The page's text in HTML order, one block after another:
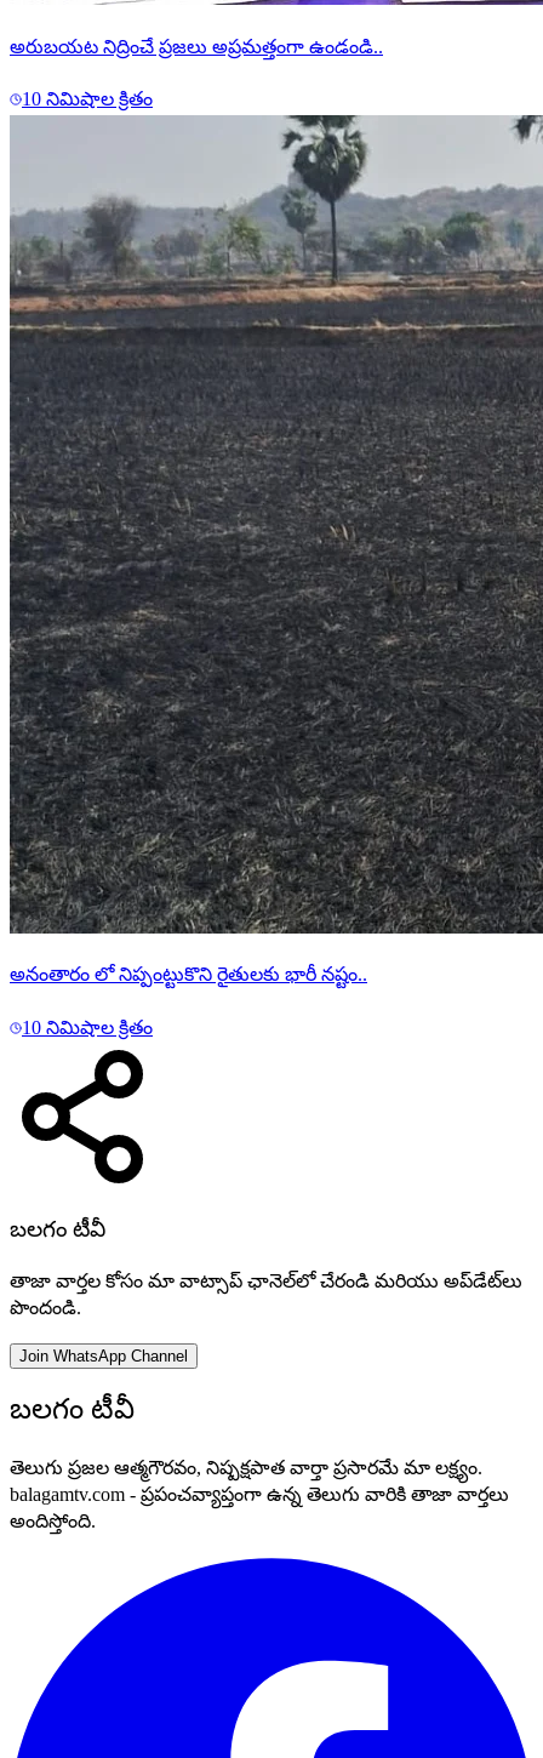
అరుబయట నిద్రించే ప్రజలు అప్రమత్తంగా ఉండండి..
10 నిమిషాల క్రితం
అనంతారం లో నిప్పంట్టుకొని రైతులకు భారీ నష్టం..
10 నిమిషాల క్రితం
బలగం టీవీ
తాజా వార్తల కోసం మా వాట్సాప్ ఛానెల్‌లో చేరండి మరియు అప్‌డేట్‌లు
పొందండి.
Join WhatsApp Channel
బలగం టీవీ
తెలుగు ప్రజల ఆత్మగౌరవం, నిష్పక్షపాత వార్తా ప్రసారమే మా లక్ష్యం.
balagamtv.com - ప్రపంచవ్యాప్తంగా ఉన్న తెలుగు వారికి తాజా వార్తలు
అందిస్తోంది.